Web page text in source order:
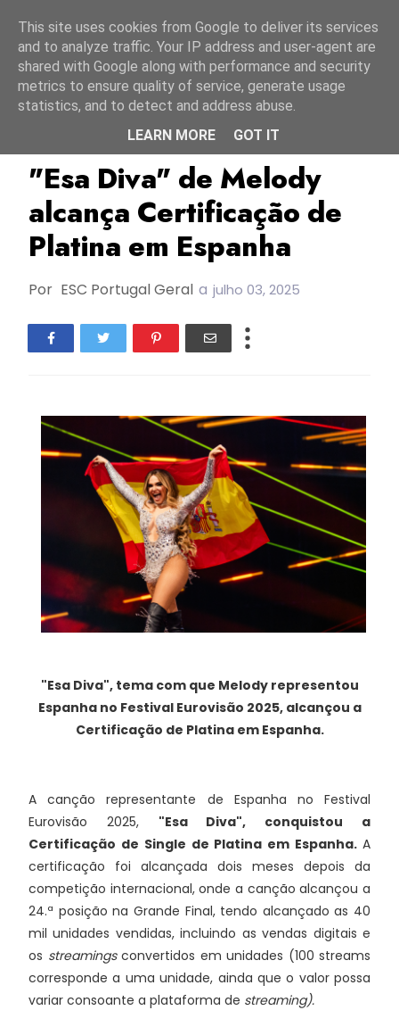
Certificações ESC2025 Espanha
"Esa Diva" de Melody
alcança Certificação de
Platina em Espanha
Por ESC Portugal Geral a julho 03, 2025
"Esa Diva", tema com que Melody representou
Espanha no Festival Eurovisão 2025, alcançou a
Certificação de Platina em Espanha.
A canção representante de Espanha no Festival
Eurovisão 2025, "Esa Diva", conquistou a
Certificação de Single de Platina em Espanha. A
certificação foi alcançada dois meses depois da
competição internacional, onde a canção alcançou a
24.ª posição na Grande Final, tendo alcançado as 40
mil unidades vendidas, incluindo as vendas digitais e
os streamingsconvertidos em unidades (100 streams
corresponde a uma unidade, ainda que o valor possa
variar consoante a plataforma de streaming).
This site uses cookies from Google to deliver its services
and to analyze traffic. Your IP address and user-agent are
shared with Google along with performance and security
metrics to ensure quality of service, generate usage
statistics, and to detect and address abuse.
LEARN MORE
GOT IT